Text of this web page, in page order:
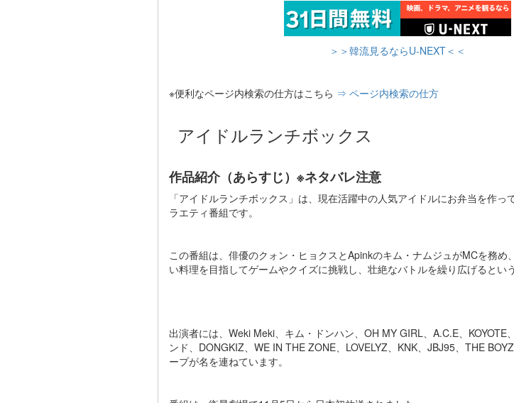
＞＞韓流見るならU-NEXT＜＜
※便利なページ内検索の仕方はこちら ⇒ ページ内検索の仕方
アイドルランチボックス
作品紹介（あらすじ）※ネタバレ注意
「アイドルランチボックス」は、現在活躍中の人気アイドルにお弁当を作っ
ラエティ番組です。
この番組は、俳優のクォン・ヒョクスとApinkのキム・ナムジュがMCを務め
い料理を目指してゲームやクイズに挑戦し、壮絶なバトルを繰り広げるとい
出演者には、Weki Meki、キム・ドンハン、OH MY GIRL、A.C.E、KOYOTE
ンド、DONGKIZ、WE IN THE ZONE、LOVELYZ、KNK、JBJ95、THE
ープが名を連ねています。